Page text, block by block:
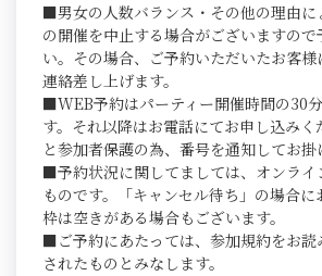
■男女の人数バランス・その他の理由に
の開催を中止する場合がございますので
い。その場合、ご予約いただいたお客
連絡差し上げます。
■WEB予約はパーティー開催時間の30
す。それ以降はお電話にてお申し込み
と参加者保護の為、番号を通知してお掛
■予約状況に関してましては、オンライ
ものです。「キャンセル待ち」の場合
枠は空きがある場合もございます。
■ご予約にあたっては、参加規約をお読
されたものとみなします。